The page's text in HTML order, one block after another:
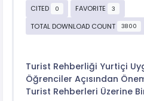
CITED
0 FAVORITE 3
TOTAL DOWNLOAD COUNT 3800
Turist Rehberliği Yurtiçi
Öğrenciler Açısından
Turist Rehberleri Üzerine